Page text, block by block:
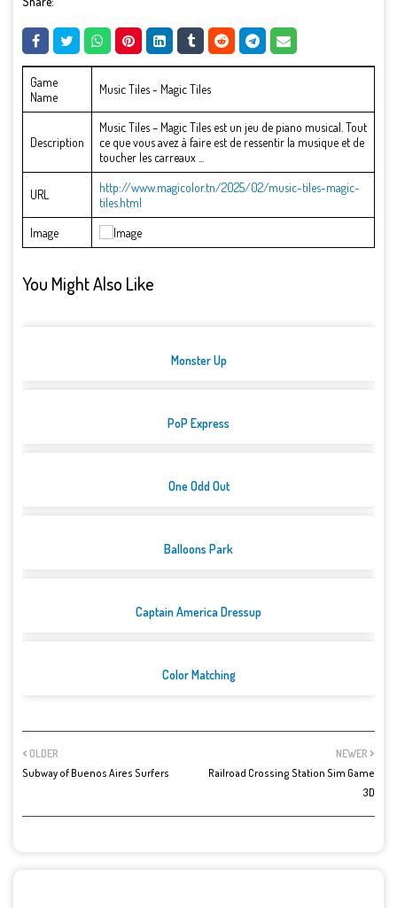
Game
Name
Music Tiles - Magic Tiles
Description
Music Tiles – Magic Tiles est un jeu de piano musical. Tout
ce que vous avez à faire est de ressentir la musique et de
toucher les carreaux ...
URL
http://www.magicolor.tn/2025/02/music-tiles-magic-
tiles.html
Image
You Might Also Like
Monster Up
PoP Express
One Odd Out
Balloons Park
Captain America Dressup
Color Matching
NEWER
Railroad Crossing Station Sim Game
3D
OLDER
Subway of Buenos Aires Surfers